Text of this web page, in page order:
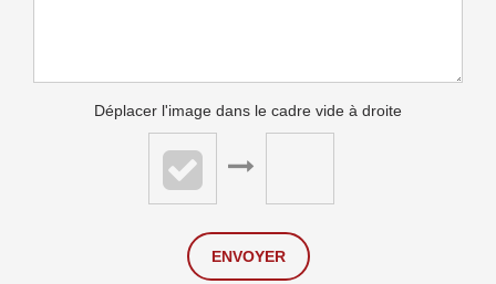
Déplacer l'image dans le cadre vide à droite
ENVOYER